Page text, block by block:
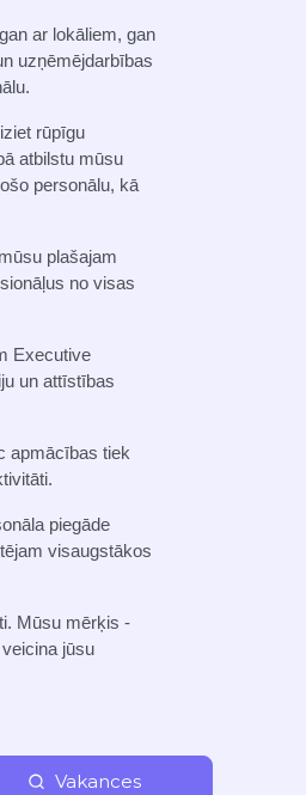
ar lokāliem, gan
uzņēmējdarbības
rūpīgu
atbilstu mūsu
personālu, kā
plašajam
no visas
Executive
un attīstības
apmācības tiek
piegāde
visaugstākos
Mūsu mērķis -
jūsu
Vakances